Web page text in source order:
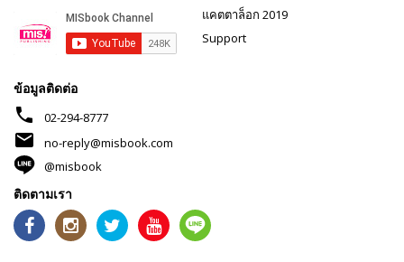
แคตตาล็อก 2019
Support
ข้อมูลติดต่อ
phone 02-294-8777
mail
no-reply@misbook.com
@misbook
ติดตามเรา